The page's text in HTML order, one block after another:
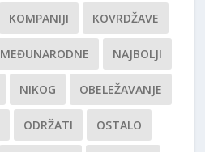
KOMPANIJI KOVRDŽAVE
MEĐUNARODNE NAJBOLJI
NIKOG OBELEŽAVANJE
ODRŽATI OSTALO